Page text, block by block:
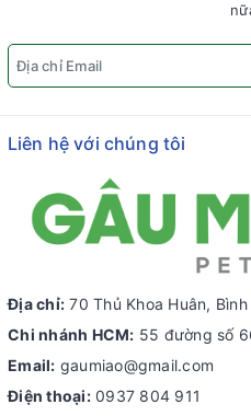
Liên hệ với chúng tôi
Địa chỉ: 70 Thủ Khoa Huân,
Chi nhánh HCM: 55 đường số
Email: gaumiao@gmail.com
Điện thoại: 0937 804 911